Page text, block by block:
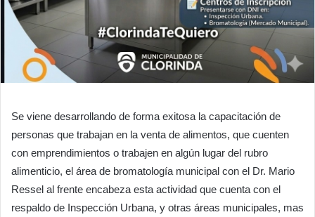
Se viene desarrollando de forma exitosa la capacitación de
personas que trabajan en la venta de alimentos, que cuenten
con emprendimientos o trabajen en algún lugar del rubro
alimenticio, el área de bromatología municipal con el Dr. Mario
Ressel al frente encabeza esta actividad que cuenta con el
respaldo de Inspección Urbana, y otras áreas municipales, mas